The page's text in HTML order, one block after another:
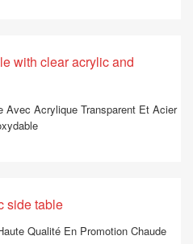
Avec Acrylique Transparent Et Acier
Qualité En Promotion Chaude